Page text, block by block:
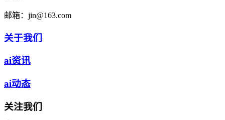
邮箱： jin@163.com
关于我们
ai资讯
ai动态
关注我们